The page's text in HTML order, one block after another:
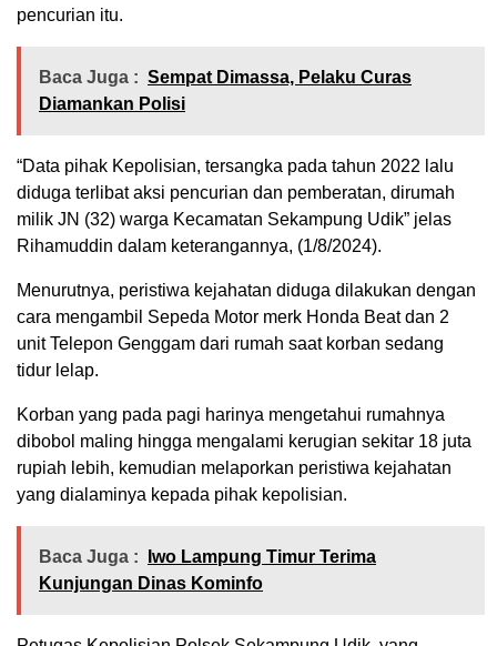
pencurian itu.
Baca Juga : Sempat Dimassa, Pelaku Curas
Diamankan Polisi
“Data pihak Kepolisian, tersangka pada tahun 2022 lalu
diduga terlibat aksi pencurian dan pemberatan, dirumah
milik JN (32) warga Kecamatan Sekampung Udik” jelas
Rihamuddin dalam keterangannya, (1/8/2024).
Menurutnya, peristiwa kejahatan diduga dilakukan dengan
cara mengambil Sepeda Motor merk Honda Beat dan 2
unit Telepon Genggam dari rumah saat korban sedang
tidur lelap.
Korban yang pada pagi harinya mengetahui rumahnya
dibobol maling hingga mengalami kerugian sekitar 18 juta
rupiah lebih, kemudian melaporkan peristiwa kejahatan
yang dialaminya kepada pihak kepolisian.
Baca Juga :
Iwo Lampung Timur Terima
Kunjungan Dinas Kominfo